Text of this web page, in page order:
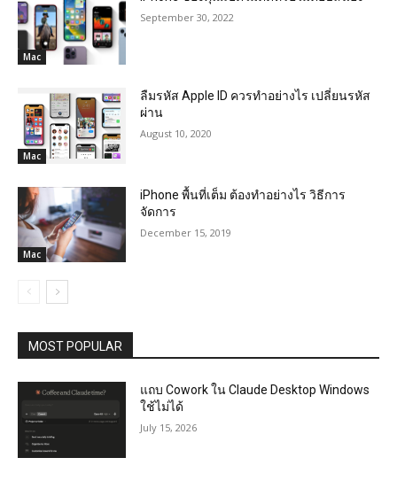
Mac
September 30, 2022
Mac
ลืมรหัส Apple ID ควรทำอย่างไร เปลี่ยนรหัส
ผ่าน
August 10, 2020
Mac
iPhone พื้นที่เต็ม ต้องทำอย่างไร วิธีการ
จัดการ
December 15, 2019
MOST POPULAR
แถบ Cowork ใน Claude Desktop Windows
ใช้ไม่ได้
July 15, 2026